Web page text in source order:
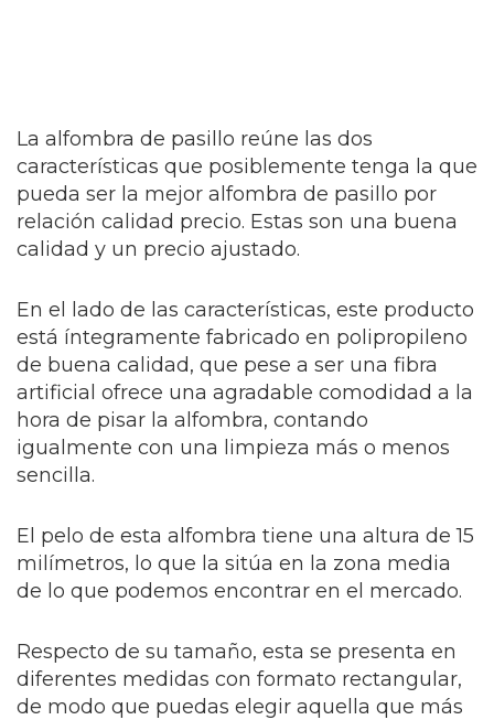
La alfombra de pasillo reúne las dos
características que posiblemente tenga la que
pueda ser la mejor alfombra de pasillo por
relación calidad precio. Estas son una buena
calidad y un precio ajustado.
En el lado de las características, este producto
está íntegramente fabricado en polipropileno
de buena calidad, que pese a ser una fibra
artificial ofrece una agradable comodidad a la
hora de pisar la alfombra, contando
igualmente con una limpieza más o menos
sencilla.
El pelo de esta alfombra tiene una altura de 15
milímetros, lo que la sitúa en la zona media
de lo que podemos encontrar en el mercado.
Respecto de su tamaño, esta se presenta en
diferentes medidas con formato rectangular,
de modo que puedas elegir aquella que más